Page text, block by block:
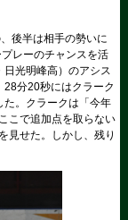
後半は相手の勢いに
レーのチャンスを活
光明峰高）のアシス
28分20秒にはクラーク
た。クラークは「今年
こで追加点を取らない
見せた。しかし、残り